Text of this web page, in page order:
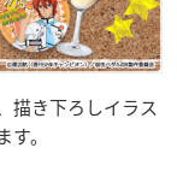
描き下ろしイラス
。